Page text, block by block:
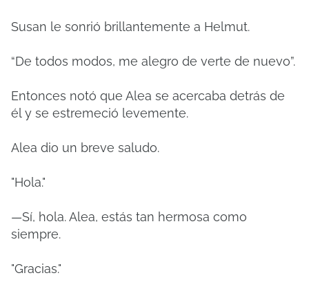
Susan le sonrió brillantemente a Helmut.
“De todos modos, me alegro de verte de nuevo”.
Entonces notó que Alea se acercaba detrás de
él y se estremeció levemente.
Alea dio un breve saludo.
"Hola."
—Sí, hola. Alea, estás tan hermosa como
siempre.
"Gracias."